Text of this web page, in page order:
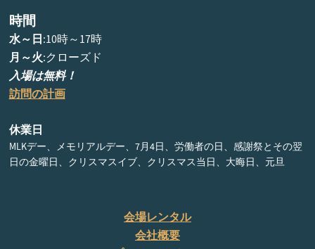
時間
水～日:10時～17時
月～火:クローズド
入場は無料！
訪問の計画
休業日
MLKデー、メモリアルデー、7月4日、労働者の日、感謝祭とその翌
日の金曜日、クリスマスイブ、クリスマス当日、大晦日、元旦
会場レンタル
会社概要